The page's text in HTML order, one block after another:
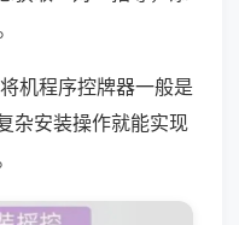
机程序控牌器一般是
杂安装操作就能实现